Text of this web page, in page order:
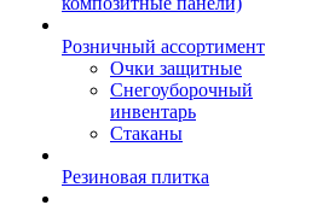
Розничный ассортимент
Очки защитные
Снегоуборочный
инвентарь
Стаканы
Резиновая плитка